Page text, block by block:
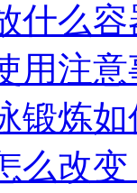
什么容
用注意
锻炼如
么改变